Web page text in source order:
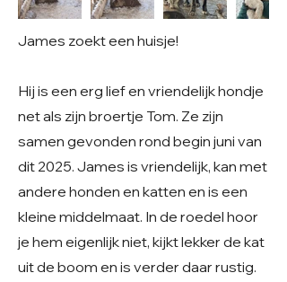
James zoekt een huisje!
Hij is een erg lief en vriendelijk hondje
net als zijn broertje Tom. Ze zijn
samen gevonden rond begin juni van
dit 2025. James is vriendelijk, kan met
andere honden en katten en is een
kleine middelmaat. In de roedel hoor
je hem eigenlijk niet, kijkt lekker de kat
uit de boom en is verder daar rustig.